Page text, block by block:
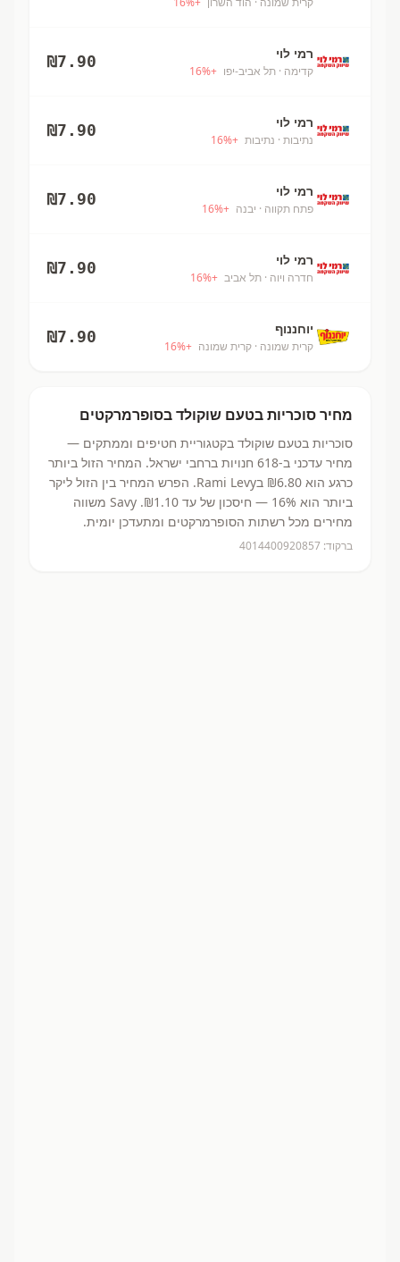
רמי לוי
קדימה · תל אביב-יפו +
16%
₪7.90
רמי לוי
נתיבות · נתיבות +
16%
₪7.90
רמי לוי
פתח תקווה · יבנה +
16%
₪7.90
רמי לוי
חדרה ויוה · תל אביב +
16%
₪7.90
יוחננוף
קרית שמונה · קרית שמונה +
16%
₪7.90
מחיר סוכריות בטעם שוקולד בסופרמרקטים
סוכריות בטעם שוקולד בקטגוריית חטיפים וממתקים —
מחיר עדכני ב-618 חנויות ברחבי ישראל. המחיר הזול ביותר
כרגע הוא ₪6.80
בRami Levy.
הפרש המחיר בין הזול ליקר
ביותר הוא 16% — חיסכון של עד ₪1.10.
Savy משווה
מחירים מכל רשתות הסופרמרקטים ומתעדכן יומית.
ברקוד: 4014400920857